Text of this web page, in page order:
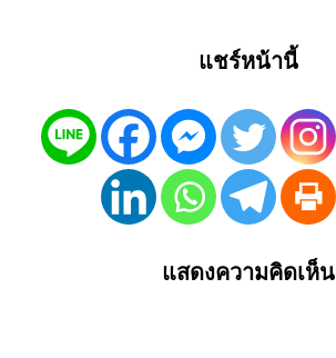
แชร์หน้านี้
แสดงความคิดเห็น